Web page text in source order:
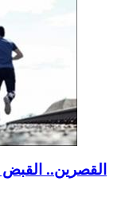
القصرين..